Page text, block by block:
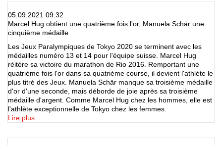
05.09.2021 09:32
Marcel Hug obtient une quatrième fois l'or, Manuela Schär une
cinquième médaille
Les Jeux Paralympiques de Tokyo 2020 se terminent avec les
médailles numéro 13 et 14 pour l'équipe suisse. Marcel Hug
réitère sa victoire du marathon de Rio 2016. Remportant une
quatrième fois l'or dans sa quatrième course, il devient l'athlète le
plus titré des Jeux. Manuela Schär manque sa troisième médaille
d'or d'une seconde, mais déborde de joie après sa troisième
médaille d'argent. Comme Marcel Hug chez les hommes, elle est
l'athlète exceptionnelle de Tokyo chez les femmes.
Lire plus